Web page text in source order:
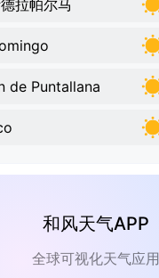
拉帕尔马
de Puntallana
和风天气APP
全球可视化天气应用